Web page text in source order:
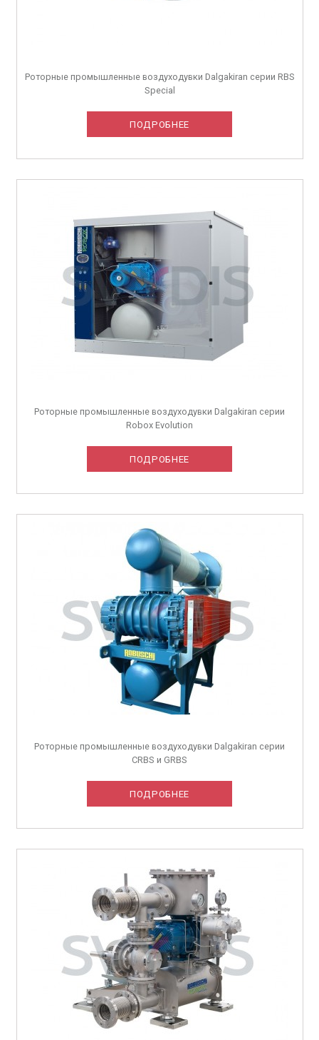
Роторные промышленные воздуходувки Dalgakiran серии RBS
Special
ПОДРОБНЕЕ
Роторные промышленные воздуходувки Dalgakiran серии
Robox Evolution
ПОДРОБНЕЕ
Роторные промышленные воздуходувки Dalgakiran серии
CRBS и GRBS
ПОДРОБНЕЕ